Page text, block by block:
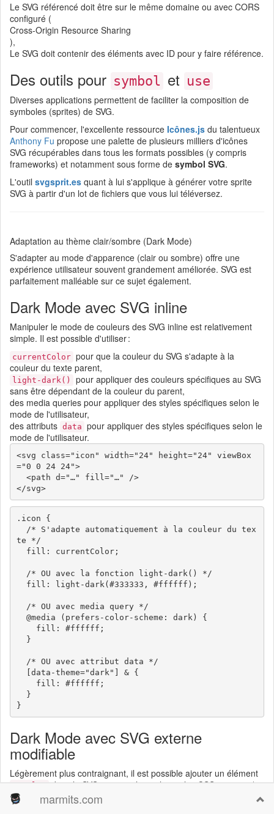
Le SVG référencé doit être sur le même domaine ou avec CORS
configuré (
Cross-Origin Resource Sharing
),
Le SVG doit contenir des éléments avec ID pour y faire référence.
Des outils pour symbol et use
Diverses applications permettent de faciliter la composition de
symboles (sprites) de SVG.
Pour commencer, l'excellente ressource Icônes.js du talentueux
Anthony Fu propose une palette de plusieurs milliers d'icônes
SVG récupérables dans tous les formats possibles (y compris
frameworks) et notamment sous forme de symbol SVG.
L'outil svgsprit.es quant à lui s'applique à générer votre sprite
SVG à partir d'un lot de fichiers que vous lui téléversez.
Adaptation au thème clair/sombre (Dark Mode)
S'adapter au mode d'apparence (clair ou sombre) offre une
expérience utilisateur souvent grandement améliorée. SVG est
parfaitement malléable sur ce sujet également.
Dark Mode avec SVG inline
Manipuler le mode de couleurs des SVG inline est relativement
simple. Il est possible d'utiliser :
currentColor pour que la couleur du SVG s'adapte à la
couleur du texte parent,
light-dark()
pour appliquer des couleurs spécifiques au SVG
sans être dépendant de la couleur du parent,
des media queries pour appliquer des styles spécifiques selon le
mode de l'utilisateur,
des attributs data pour appliquer des styles spécifiques selon le
mode de l'utilisateur.
<svg class="icon" width="24" height="24" viewBox
="0 0 24 24">
</svg>
.icon {
te */
Dark Mode avec SVG externe
modifiable
Légèrement plus contraignant, il est possible ajouter un élément
dans le SVG pour appliquer les styles CSS suivants (ici
la classe .path a été ajoutée à l'élément dont la couleur doit
s'adapter).
marmits.com